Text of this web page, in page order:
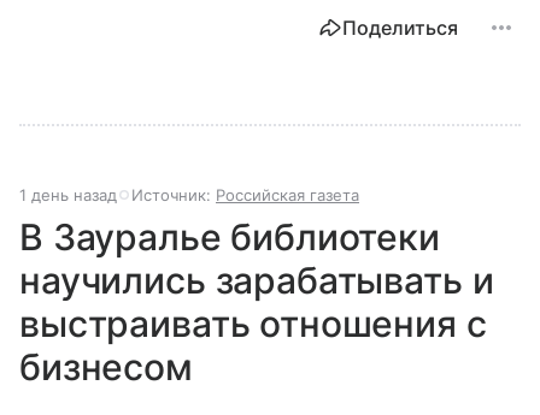
Поделиться
1 день назад Источник: Российская газета
В Зауралье библиотеки
научились зарабатывать и
выстраивать отношения с
бизнесом